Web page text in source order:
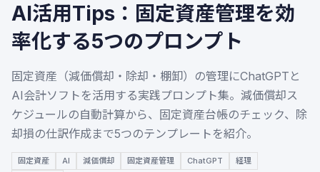
AI活用Tips：固定資産管理を効
率化する5つのプロンプト
固定資産（減価償却・除却・棚卸）の管理にChatGPTと
AI会計ソフトを活用する実践プロンプト集。減価償却ス
ケジュールの自動計算から、固定資産台帳のチェック、除
却損の仕訳作成まで5つのテンプレートを紹介。
固定資産 AI 減価償却 固定資産管理 ChatGPT
経理